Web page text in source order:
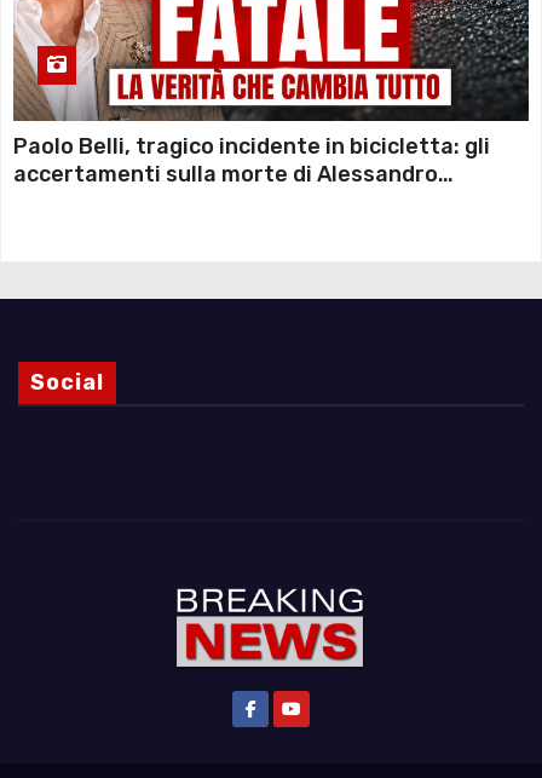
Paolo Belli, tragico incidente in bicicletta: gli
accertamenti sulla morte di Alessandro
Social